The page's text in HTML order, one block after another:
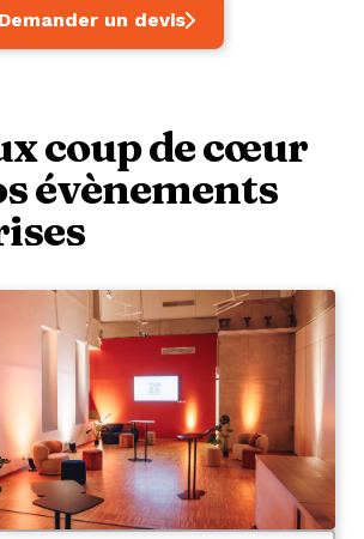
Demander un devis
coup de cœur
évènements